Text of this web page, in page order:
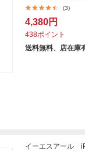
(3)
4,380円
438ポイント
送料無料、店在庫
イーエスアール